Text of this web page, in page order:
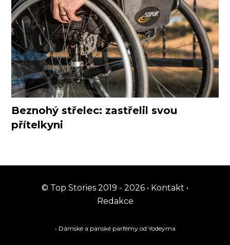
Beznohý střelec: zastřelil svou
přítelkyni
© Top Stories 2019 - 2026 • Kontakt •
Redakce
• Dámské a pánské parfémyod Yodeyma